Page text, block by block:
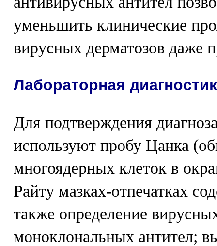
уменьшить клинические
вирусных дерматозов даже
Лабораторная
Для подтверждения
используют пробу Цанка
многоядерных клеток в
Райту мазках-отпечатках
также определение
моноклональных антител;